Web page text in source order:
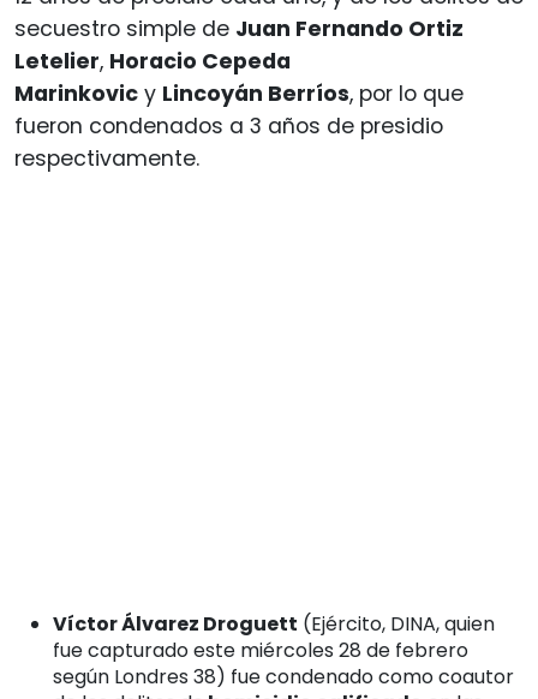
secuestro simple de Juan Fernando Ortiz
Letelier, Horacio Cepeda
Marinkovic y Lincoyán Berríos, por lo que
fueron condenados a 3 años de presidio
respectivamente.
Víctor Álvarez Droguett (Ejército, DINA, quien
fue capturado este miércoles 28 de febrero
según Londres 38) fue condenado como coautor